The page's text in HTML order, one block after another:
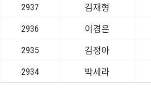
2937 김재형
2936 이경은
2935 김정아
2934 박세라